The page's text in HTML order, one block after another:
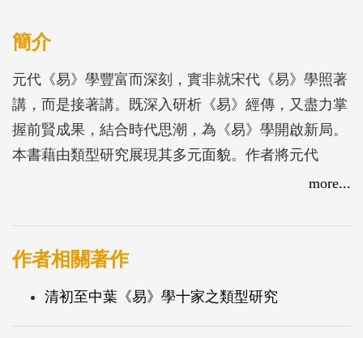
簡介
元代《易》學豐富而深刻，實非就宋代《易》學照著
講，而是接著講。既深入研析《易》經傳，又盡力掌
握前賢成果，結合時代思潮，為《易》學開啟新局。
本書藉由類型研究展現其多元面貌。作者將元代
《易》學歸成七類，分別探討許衡、黃澤、蕭漢中、
采、李簡、胡震、龍仁夫、梁寅、張理、王申子等十
六家的《易》學。
more...
作者相關著作
清初至中葉《易》學十家之類型研究